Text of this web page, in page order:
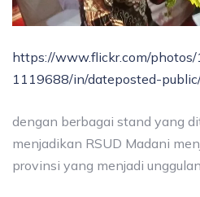
https://www.flickr.com/
1119688/in/dateposted-
dengan berbagai stand yang
menjadikan RSUD Madani
provinsi yang menjadi